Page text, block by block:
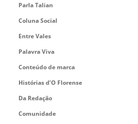
Parla Talian
Coluna Social
Entre Vales
Palavra Viva
Conteúdo de marca
Histórias d’O Florense
Da Redação
Comunidade